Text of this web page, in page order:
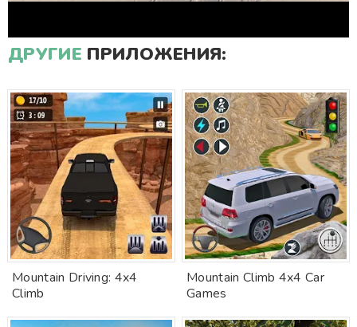
ДРУГИЕ ПРИЛОЖЕНИЯ:
Mountain Driving: 4x4
Climb
Mountain Climb 4x4 Car
Games